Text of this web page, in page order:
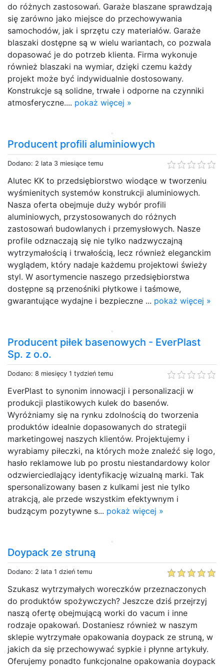
do różnych zastosowań. Garaże blaszane sprawdzają
się zarówno jako miejsce do przechowywania
samochodów, jak i sprzętu czy materiałów. Garaże
blaszaki dostępne są w wielu wariantach, co pozwala
dopasować je do potrzeb klienta. Firma wykonuje
również blaszaki na wymiar, dzięki czemu każdy
projekt może być indywidualnie dostosowany.
Konstrukcje są solidne, trwałe i odporne na czynniki
atmosferyczne.... pokaż więcej »
Producent profili aluminiowych
Dodano: 2 lata 3 miesiące temu
Alutec KK to przedsiębiorstwo wiodące w tworzeniu
wyśmienitych systemów konstrukcji aluminiowych.
Nasza oferta obejmuje duży wybór profili
aluminiowych, przystosowanych do różnych
zastosowań budowlanych i przemysłowych. Nasze
profile odznaczają się nie tylko nadzwyczajną
wytrzymałością i trwałością, lecz również eleganckim
wyglądem, który nadaje każdemu projektowi świeży
styl. W asortymencie naszego przedsiębiorstwa
dostępne są przenośniki płytkowe i taśmowe,
gwarantujące wydajne i bezpieczne ... pokaż więcej »
Producent piłek basenowych - EverPlast
Sp. z o.o.
Dodano: 8 miesięcy 1 tydzień temu
EverPlast to synonim innowacji i personalizacji w
produkcji plastikowych kulek do basenów.
Wyróżniamy się na rynku zdolnością do tworzenia
produktów idealnie dopasowanych do strategii
marketingowej naszych klientów. Projektujemy i
wyrabiamy piłeczki, na których może znaleźć się logo,
hasło reklamowe lub po prostu niestandardowy kolor
odzwierciedlający identyfikację wizualną marki. Tak
spersonalizowany basen z kulkami jest nie tylko
atrakcją, ale przede wszystkim efektywnym i
budzącym pozytywne s... pokaż więcej »
Doypack ze struną
Dodano: 2 lata 1 dzień temu
Szukasz wytrzymałych woreczków przeznaczonych
do produktów spożywczych? Jeszcze dziś przejrzyj
naszą ofertę obejmującą worki do vacum i inne
rodzaje opakowań. Dostaniesz również w naszym
sklepie wytrzymałe opakowania doypack ze struną, w
jakich da się przechowywać sypkie i płynne artykuły.
Oferujemy ponadto funkcjonalne opakowania doypack